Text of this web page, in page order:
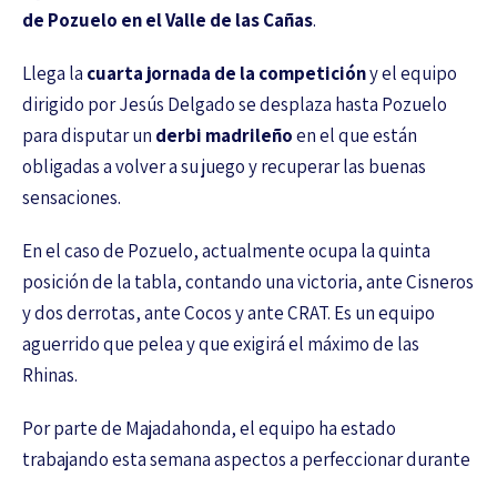
de Pozuelo en el Valle de las Cañas.
Llega la cuarta jornada de la competicióny el equipo
dirigido por Jesús Delgado se desplaza hasta Pozuelo
para disputar un derbi madrileñoen el que están
obligadas a volver a su juego y recuperar las buenas
sensaciones.
En el caso de Pozuelo, actualmente ocupa la quinta
posición de la tabla, contando una victoria, ante Cisneros
y dos derrotas, ante Cocos y ante CRAT. Es un equipo
aguerrido que pelea y que exigirá el máximo de las
Rhinas.
Por parte de Majadahonda, el equipo ha estado
trabajando esta semana aspectos a perfeccionar durante